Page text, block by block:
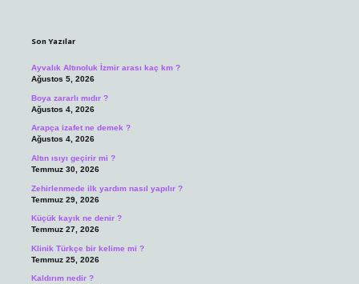
Son Yazılar
Ayvalık Altınoluk İzmir arası kaç km ?
Ağustos 5, 2026
Boya zararlı mıdır ?
Ağustos 4, 2026
Arapça izafet ne demek ?
Ağustos 4, 2026
Altın ısıyı geçirir mi ?
Temmuz 30, 2026
Zehirlenmede ilk yardım nasıl yapılır ?
Temmuz 29, 2026
Küçük kayık ne denir ?
Temmuz 27, 2026
Klinik Türkçe bir kelime mi ?
Temmuz 25, 2026
Kaldırım nedir ?